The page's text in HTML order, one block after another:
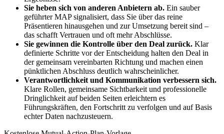
Sie heben sich von anderen Anbietern ab. Ein sauber
geführter MAP signalisiert, dass Sie über das reine
Präsentieren hinausgehen und zur Umsetzung bereit sind –
das schafft Vertrauen und oft mehr Abschlüsse.
Sie gewinnen die Kontrolle über den Deal zurück. Klar
definierte Schritte vor der Entscheidung halten den Deal in
der gemeinsam vereinbarten Richtung und machen einen
pünktlichen Abschluss deutlich wahrscheinlicher.
Verantwortlichkeit und Kommunikation verbessern sich.
Klare Rollen, gemeinsame Sichtbarkeit und professionelle
Dringlichkeit auf beiden Seiten erleichtern es
Führungskräften, den Fortschritt zu verfolgen und auf Basis
echter Daten nachzusteuern.